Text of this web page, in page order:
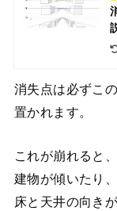
消失点は必ずこ
置かれます。
これが崩れると、
建物が傾いたり、
床と天井の向き